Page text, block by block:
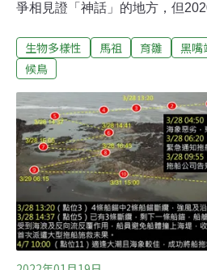
爭相見證「神話」的地方，但
化。是誰趕走了神話之鳥？參與
北市野鳥學會副總幹事蔣功國指
動可能是棄巢主因，但仍需進一
解詳細原因。比台灣黑熊更稀少
機黑嘴端鳳頭燕鷗（Thalasseus
曾消失在人類面前長達60年而一
2000年，台灣生態攝影師梁皆得
意外紀錄到那獨特的黑喙，才讓
前，也是全世界第一筆確認的黑
過去20年，台灣、中國、韓國等
生物多樣性 馬祖 育雛 黑嘴
候鳥